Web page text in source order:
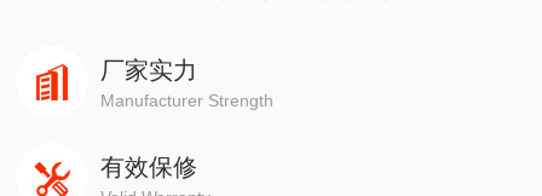
工程，有着严密的安全组织机构，*的质量保证体系，严格
的安全措施，并以高质量快速度、守信誉而深受广大业主企
厂家实力
Manufacturer Strength
有效保修